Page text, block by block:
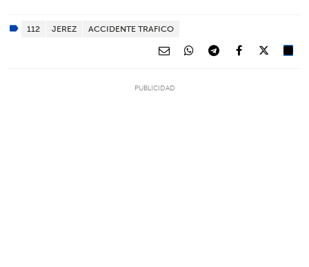
112 JEREZ ACCIDENTE TRAFICO